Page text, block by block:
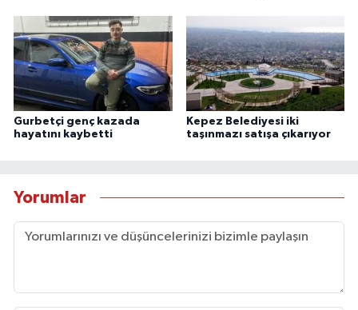
Gurbetçi genç kazada
hayatını kaybetti
Kepez Belediyesi iki
taşınmazı satışa çıkarıyor
Yorumlar